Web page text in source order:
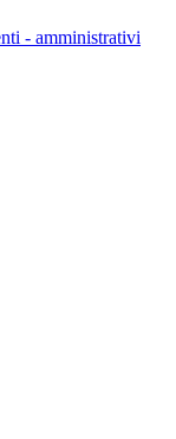
- amministrativi